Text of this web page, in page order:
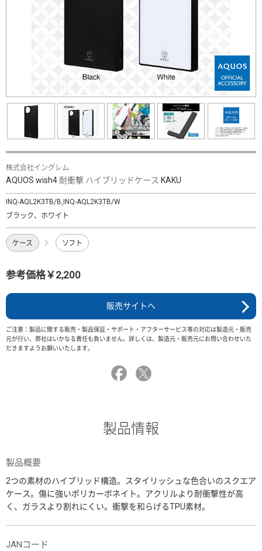
株式会社イングレム
AQUOS wish4 耐衝撃 ハイブリッドケース KAKU
INQ-AQL2K3TB/B,INQ-AQL2K3TB/W
ブラック、ホワイト
ケース ソフト
参考価格￥2,200
販売サイトへ
ご注意：製品に関する販売・製品保証・サポート・アフターサービス等の対応は製造元・販売
元が行い、弊社はいかなる責任も負いません。詳しくは、製造元・販売元にお問い合わせいた
だきますようお願いいたします。
製品情報
製品概要
2つの素材のハイブリッド構造。スタイリッシュな色合いのスクエア
ケース。傷に強いポリカーボネイト。アクリルより耐衝撃性が高
く、ガラスより割れにくい。衝撃を和らげるTPU素材。
JANコード